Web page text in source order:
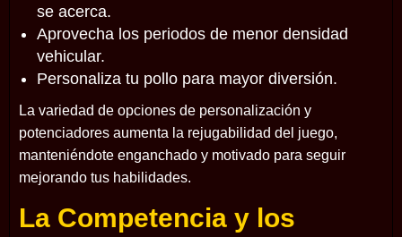
se acerca.
Aprovecha los periodos de menor densidad
vehicular.
Personaliza tu pollo para mayor diversión.
La variedad de opciones de personalización y
potenciadores aumenta la rejugabilidad del juego,
manteniéndote enganchado y motivado para seguir
mejorando tus habilidades.
La Competencia y los